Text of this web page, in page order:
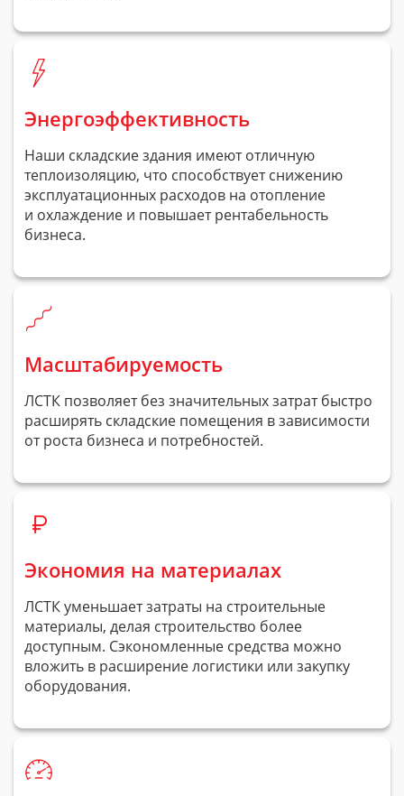
Энергоэффективность
Наши складские здания имеют отличную
теплоизоляцию, что способствует снижению
эксплуатационных расходов на отопление
и охлаждение и повышает рентабельность
бизнеса.
Масштабируемость
ЛСТК позволяет без значительных затрат быстро
расширять складские помещения в зависимости
от роста бизнеса и потребностей.
Экономия на материалах
ЛСТК уменьшает затраты на строительные
материалы, делая строительство более
доступным. Сэкономленные средства можно
вложить в расширение логистики или закупку
оборудования.